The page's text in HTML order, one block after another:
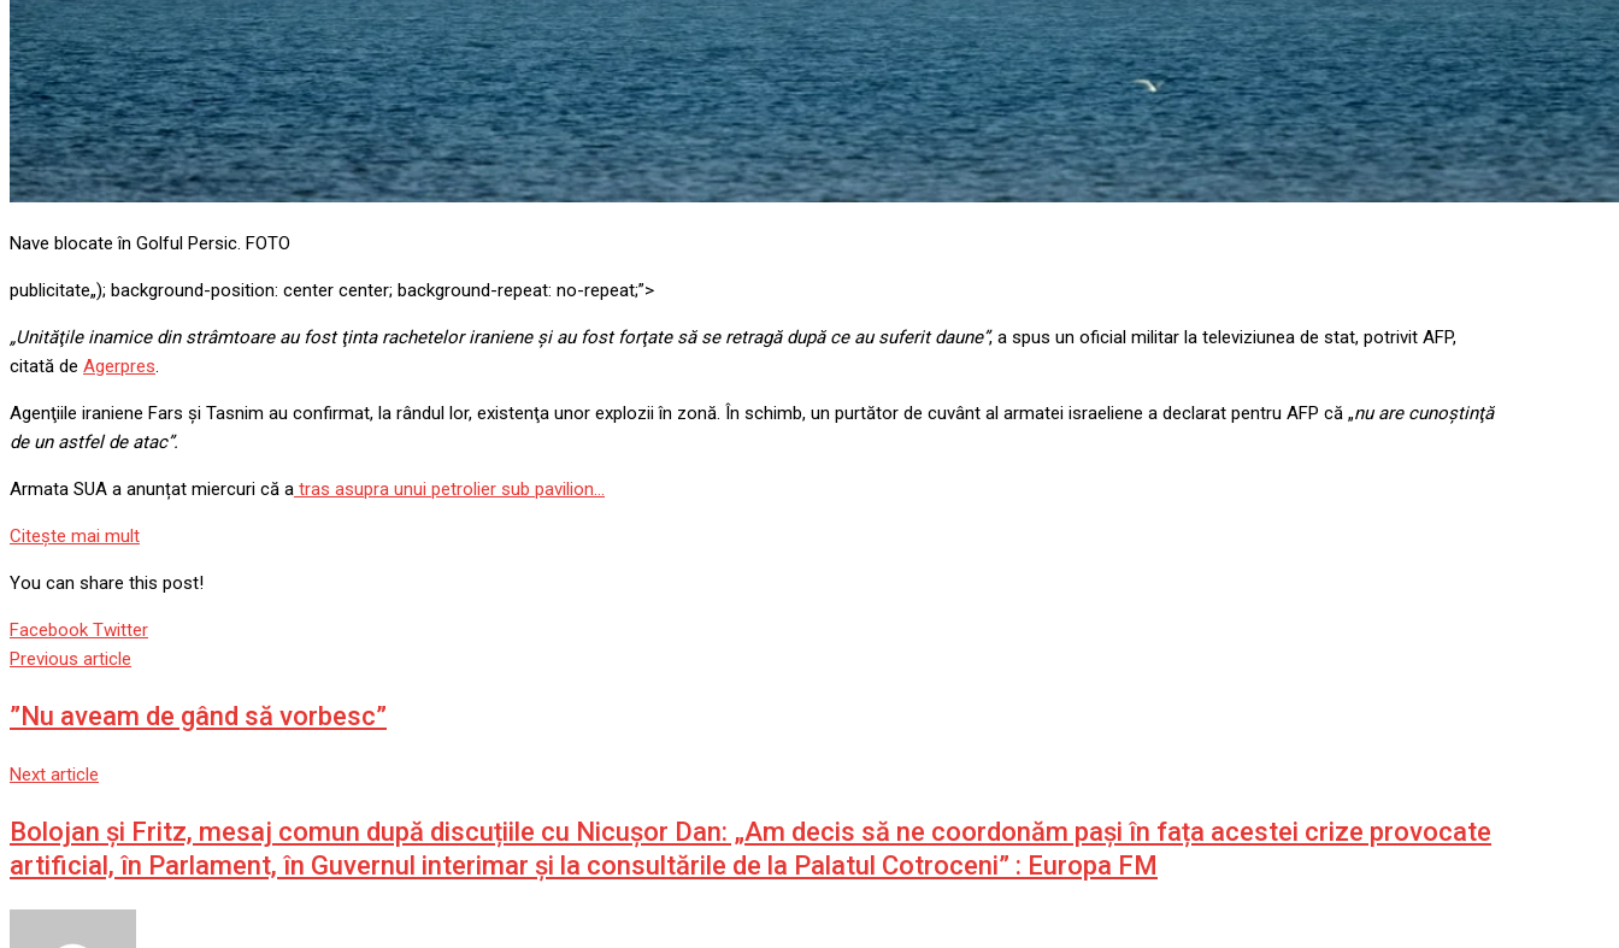
Nave blocate în Golful Persic. FOTO
publicitate„); background-position: center center; background-repeat: no-repeat;”>
„Unităţile inamice din strâmtoare au fost ţinta rachetelor iraniene şi au fost forţate să se retragă după ce au suferit daune”, a spus un oficial militar la televiziunea de stat, potrivit AFP,
citată de Agerpres.
Agenţiile iraniene Fars şi Tasnim au confirmat, la rândul lor, existenţa unor explozii în zonă. În schimb, un purtător de cuvânt al armatei israeliene a declarat pentru AFP că „nu are cunoştinţă
de un astfel de atac”.
Armata SUA a anunțat miercuri că a tras asupra unui petrolier sub pavilion…
Citeşte mai mult
You can share this post!
Facebook TwitterGoogle+
LinkedIn
Whatsapp
StumbleUpon
Tumblr
Pinterest
Reddit
Share
Print
Previous article
”Nu aveam de gând să vorbesc”
Next article
Bolojan și Fritz, mesaj comun după discuțiile cu Nicușor Dan: „Am decis să ne coordonăm pași în fața acestei crize provocate
artificial, în Parlament, în Guvernul interimar și la consultările de la Palatul Cotroceni” : Europa FM